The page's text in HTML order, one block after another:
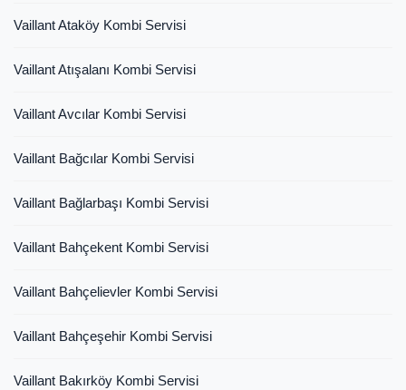
Vaillant Ataköy Kombi Servisi
Vaillant Atışalanı Kombi Servisi
Vaillant Avcılar Kombi Servisi
Vaillant Bağcılar Kombi Servisi
Vaillant Bağlarbaşı Kombi Servisi
Vaillant Bahçekent Kombi Servisi
Vaillant Bahçelievler Kombi Servisi
Vaillant Bahçeşehir Kombi Servisi
Vaillant Bakırköy Kombi Servisi